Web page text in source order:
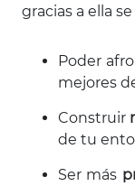
gracias a ella
Poder
mejores
Construir
de tu
Ser más